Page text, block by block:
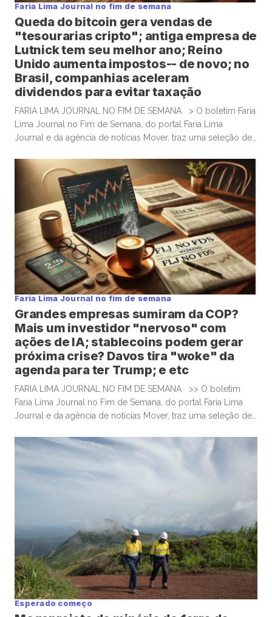
Faria Lima Journal no fim de semana
Queda do bitcoin gera vendas de
"tesourarias cripto"; antiga empresa de
Lutnick tem seu melhor ano; Reino
Unido aumenta impostos-- de novo; no
Brasil, companhias aceleram
dividendos para evitar taxação
FARIA LIMA JOURNAL NO FIM DE SEMANA > O boletim Faria
Lima Journal no Fim de Semana, do portal Faria Lima
Journal e da agência de notícias Mover, traz uma seleção de
algum tempo no sábado e domingo para leituras mais
aprofundadas de boas histórias e materiais informativos.
Empresas que acumulam bitcoin […]
Faria Lima Journal no fim de semana
Grandes empresas sumiram da COP?
Mais um investidor "nervoso" com
ações de IA; stablecoins podem gerar
próxima crise? Davos tira "woke" da
agenda para ter Trump; e etc
FARIA LIMA JOURNAL NO FIM DE SEMANA >> O boletim
Faria Lima Journal no Fim de Semana, do portal Faria Lima
Journal e da agência de notícias Mover, traz uma seleção de
algum tempo no sábado e domingo para leituras mais
aprofundadas de boas histórias e materiais informativos.
Grandes empresas reduzem presença […]
Esperado começo